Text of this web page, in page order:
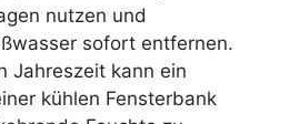
nutzen und
sofort entfernen.
Jahreszeit kann ein
kühlen Fensterbank